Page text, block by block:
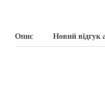
Опис Новий відгук